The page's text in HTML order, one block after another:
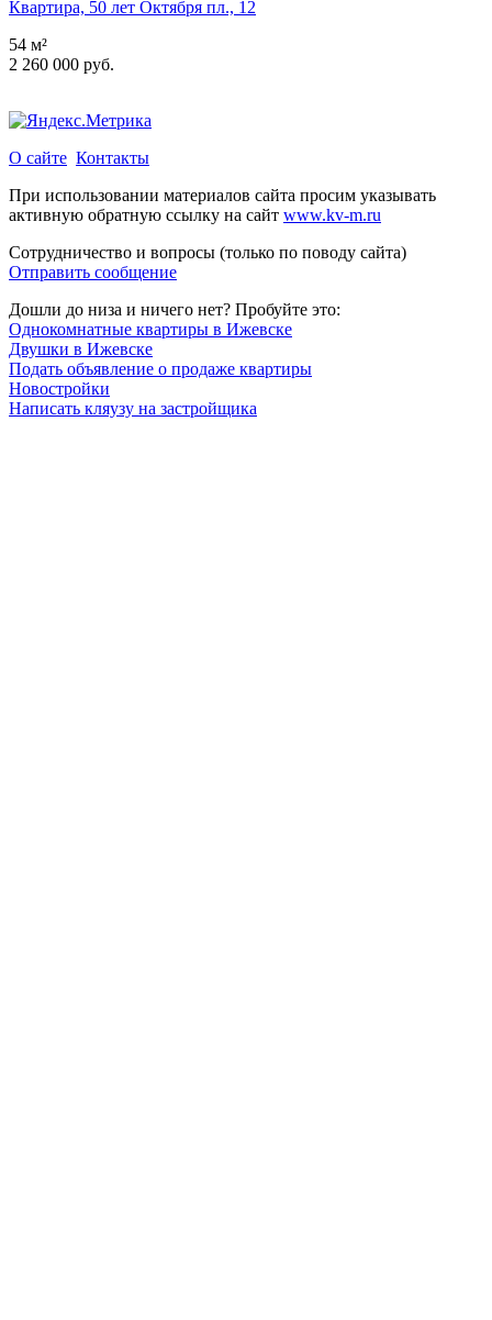
Квартира, 50 лет Октября пл., 12
54 м²
2 260 000 руб.
О сайте Контакты
При использовании материалов сайта просим указывать
активную обратную ссылку на сайт www.kv-m.ru
Сотрудничество и вопросы (только по поводу сайта)
Отправить сообщение
Дошли до низа и ничего нет? Пробуйте это:
Однокомнатные квартиры в Ижевске
Двушки в Ижевске
Подать объявление о продаже квартиры
Новостройки
Написать кляузу на застройщика